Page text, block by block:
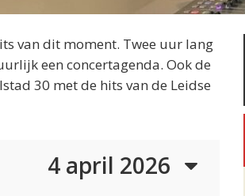
van dit moment. Twee uur lang
een concertagenda. Ook de
30 met de hits van de Leidse
4 april 2026